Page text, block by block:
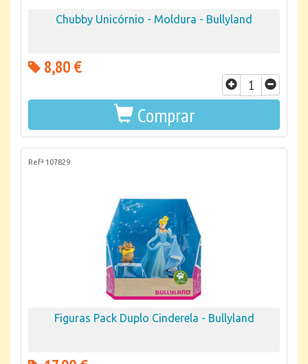
Chubby Unicórnio - Moldura - Bullyland
8,80 €
Comprar
Refª 107829
Figuras Pack Duplo Cinderela - Bullyland